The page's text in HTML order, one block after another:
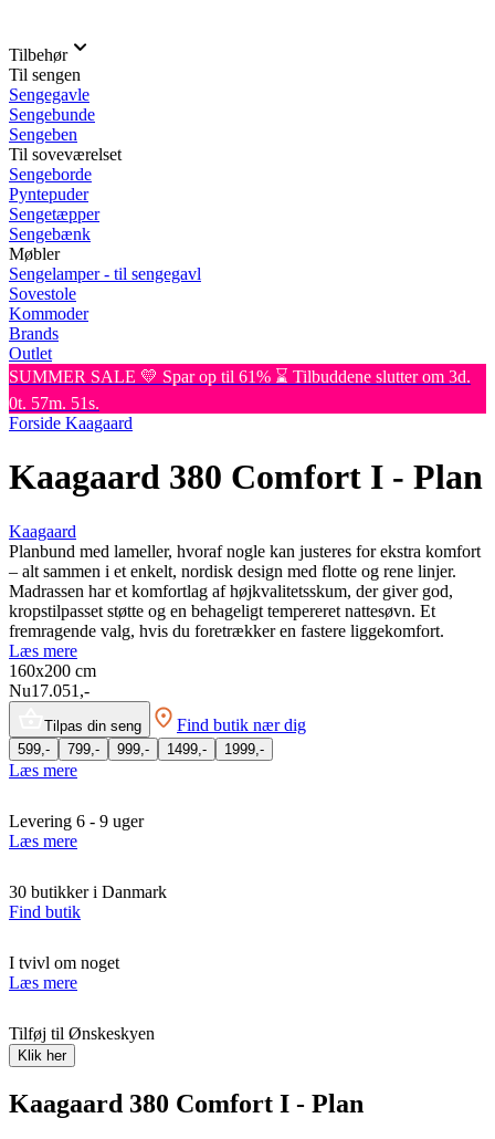
Tilbehør
Til sengen
Sengegavle
Sengebunde
Sengeben
Til soveværelset
Sengeborde
Pyntepuder
Sengetæpper
Sengebænk
Møbler
Sengelamper - til sengegavl
Sovestole
Kommoder
Brands
Outlet
SUMMER SALE 💛 Spar op til 61% ⌛ Tilbuddene slutter om 3d.
0t. 57m. 51s.
Forside Kaagaard
Kaagaard 380 Comfort I - Plan
Kaagaard
Planbund med lameller, hvoraf nogle kan justeres for ekstra komfort
– alt sammen i et enkelt, nordisk design med flotte og rene linjer.
Madrassen har et komfortlag af højkvalitetsskum, der giver god,
kropstilpasset støtte og en behageligt tempereret nattesøvn. Et
fremragende valg, hvis du foretrækker en fastere liggekomfort.
Læs mere
160x200 cm
Nu17.051,-
Tilpas din seng Find butik nær dig
599,- 799,- 999,- 1499,- 1999,-
Læs mere
Levering 6 - 9 uger
Læs mere
30 butikker i Danmark
Find butik
I tvivl om noget
Læs mere
Tilføj til Ønskeskyen
Klik her
Kaagaard 380 Comfort I - Plan